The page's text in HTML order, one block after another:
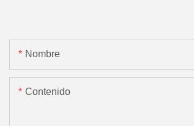
Nombre
Contenido